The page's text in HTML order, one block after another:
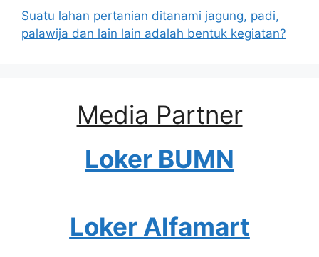
Suatu lahan pertanian ditanami jagung, padi,
palawija dan lain lain adalah bentuk kegiatan?
Media Partner
Loker BUMN
Loker Alfamart